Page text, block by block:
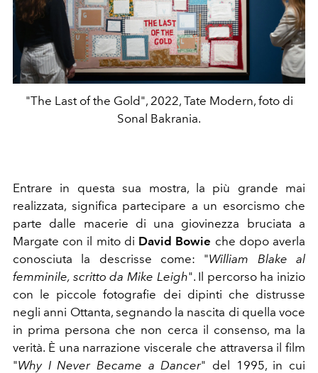
"The Last of the Gold", 2022, Tate Modern, foto di
Sonal Bakrania.
Entrare in questa sua mostra, la più grande mai
realizzata, significa partecipare a un esorcismo che
parte dalle macerie di una giovinezza bruciata a
Margate con il mito di David Bowie che dopo averla
conosciuta la descrisse come: "William Blake al
femminile, scritto da Mike Leigh". Il percorso ha inizio
con le piccole fotografie dei dipinti che distrusse
negli anni Ottanta, segnando la nascita di quella voce
in prima persona che non cerca il consenso, ma la
verità. È una narrazione viscerale che attraversa il film
"Why I Never Became a Dancer" del 1995, in cui